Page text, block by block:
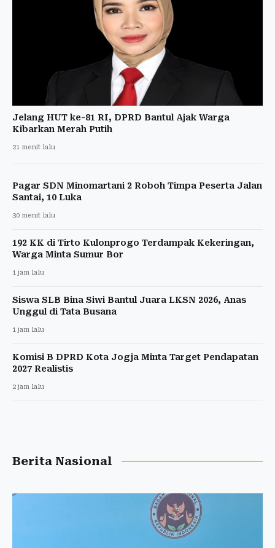
Jelang HUT ke-81 RI, DPRD Bantul Ajak Warga
Kibarkan Merah Putih
21 menit lalu
Pagar SDN Minomartani 2 Roboh Timpa Peserta Jalan
Santai, 10 Luka
30 menit lalu
192 KK di Tirto Kulonprogo Terdampak Kekeringan,
Warga Minta Sumur Bor
1 jam lalu
Siswa SLB Bina Siwi Bantul Juara LKSN 2026, Anas
Unggul di Tata Busana
1 jam lalu
Komisi B DPRD Kota Jogja Minta Target Pendapatan
2027 Realistis
2 jam lalu
Berita Nasional